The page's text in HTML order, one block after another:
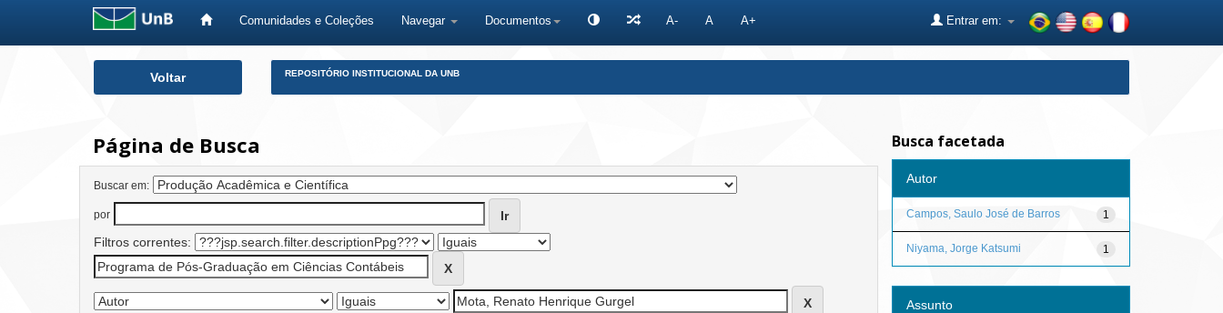
Comunidades e Coleções Navegar Documentos A- A A+ Entrar em:
Voltar REPOSITÓRIO INSTITUCIONAL DA UNB
Página de Busca
Buscar em:
por
Filtros correntes:
Busca facetada
Autor
1
Campos, Saulo José de Barros
1
Niyama, Jorge Katsumi
Assunto